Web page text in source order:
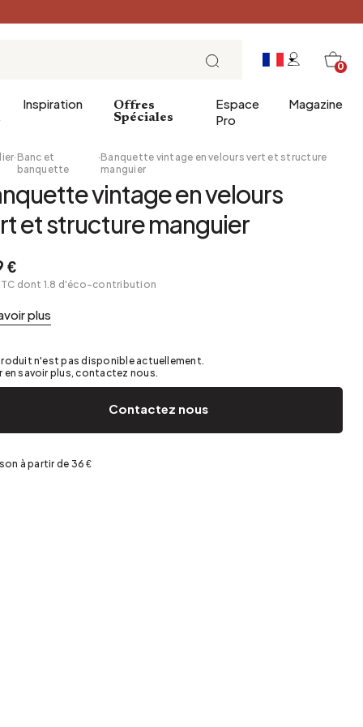
0
salle de bains
Entrée
Salle à manger
Jardin et terrasse
Inspiration
Petit Déjeuner
Brunch
Rangement de printemps
Offres
Spéciales
Espace
Pro
Magazine
· Banc et
banquette
·Banquette vintage en velours vert et structure
manguier
vintage en velours
et structure manguier
€
dont 1.8 d'éco-contribution
plus
n'est pas disponible actuellement.
en savoir plus, contactez nous.
Contactez nous
à partir de 36 €